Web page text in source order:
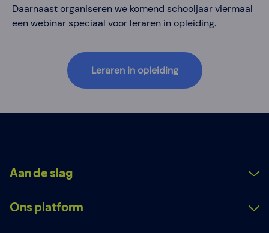
Daarnaast organiseren we komend schooljaar viermaal
een webinar speciaal voor leraren in opleiding.
Leraren in opleiding
Aan de slag
Ons platform